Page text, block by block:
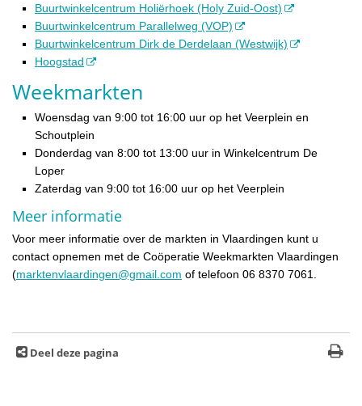
Buurtwinkelcentrum Holiërhoek (Holy Zuid-Oost)
Buurtwinkelcentrum Parallelweg (VOP)
Buurtwinkelcentrum Dirk de Derdelaan (Westwijk)
Hoogstad
Weekmarkten
Woensdag van 9:00 tot 16:00 uur op het Veerplein en
Schoutplein
Donderdag van 8:00 tot 13:00 uur in Winkelcentrum De
Loper
Zaterdag van 9:00 tot 16:00 uur op het Veerplein
Meer informatie
Voor meer informatie over de markten in Vlaardingen kunt u
contact opnemen met de Coöperatie Weekmarkten Vlaardingen
(marktenvlaardingen@gmail.com of telefoon 06 8370 7061.
Deel deze pagina